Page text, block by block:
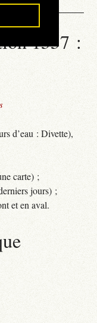
1557 :
d’eau : Divette),
carte) ;
jours) ;
et en aval.